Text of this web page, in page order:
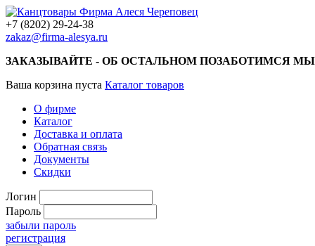
+7 (8202) 29-24-38
zakaz@firma-alesya.ru
ЗАКАЗЫВАЙТЕ - ОБ ОСТАЛЬНОМ ПОЗАБОТИМСЯ МЫ
Ваша корзина пуста Каталог товаров
О фирме
Каталог
Доставка и оплата
Обратная связь
Документы
Скидки
Логин
Пароль
забыли пароль
регистрация